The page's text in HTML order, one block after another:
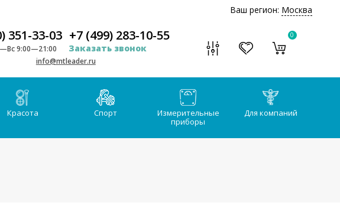
Ваш регион: Москва
351-33-03 +7 (499) 283-10-55
9:00—21:00 Заказать звонок
info@mtleader.ru
0
Красота Спорт
Измерительные
приборы
Для компаний